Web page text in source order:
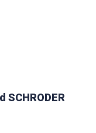
SCHRODER